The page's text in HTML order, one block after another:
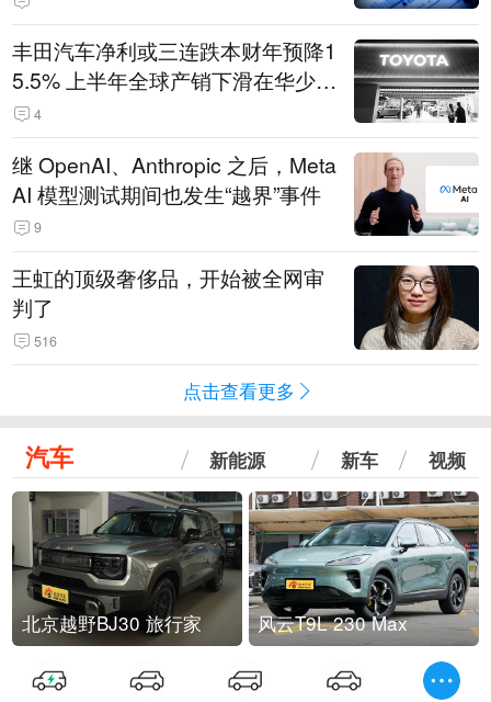
丰田汽车净利或三连跌本财年预降1
5.5% 上半年全球产销下滑在华少卖
14.3万辆
4
继 OpenAI、Anthropic 之后，Meta
AI 模型测试期间也发生“越界”事件
9
王虹的顶级奢侈品，开始被全网审
判了
516
点击查看更多
汽车 新能源 新车 视频
北京越野BJ30 旅行家 风云T9L 230 Max